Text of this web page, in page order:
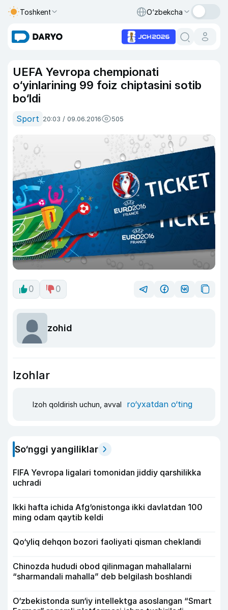
Toshkent O‘zbekcha
UEFA Yevropa chempionati
o‘yinlarining 99 foiz chiptasini sotib
bo‘ldi
Sport 20:03 / 09.06.2016 505
0 0
zohid
Izohlar
Izoh qoldirish uchun, avval ro‘yxatdan o‘ting
So‘nggi yangiliklar
FIFA Yevropa ligalari tomonidan jiddiy qarshilikka
uchradi
Ikki hafta ichida Afg‘onistonga ikki davlatdan 100
ming odam qaytib keldi
Qo‘yliq dehqon bozori faoliyati qisman cheklandi
Chinozda hududi obod qilinmagan mahallalarni
“sharmandali mahalla” deb belgilash boshlandi
O‘zbekistonda sun‘iy intellektga asoslangan “Smart